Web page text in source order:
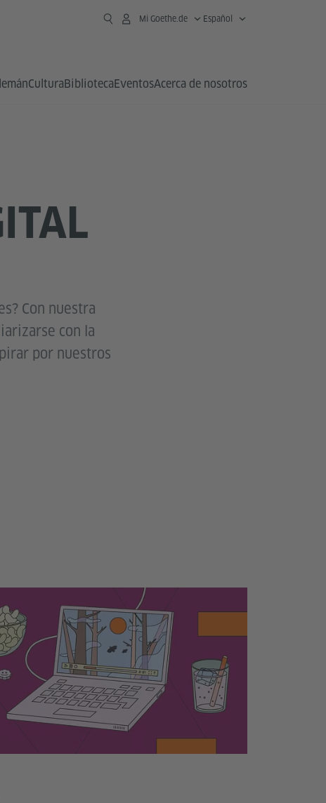
Mi Goethe.de Español
CulturaBibliotecaEventosAcerca de nosotros
Con nuestra
con la
por nuestros